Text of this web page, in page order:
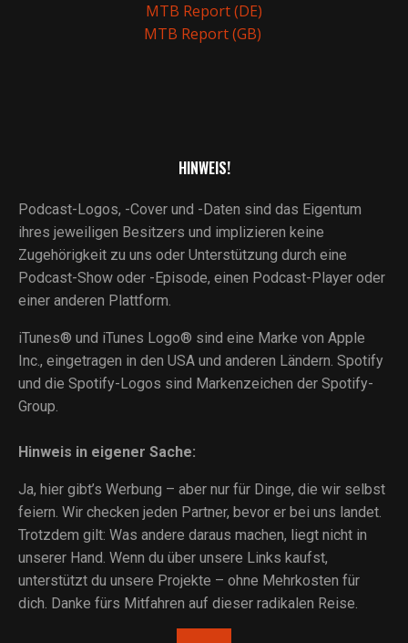
MTB Report (DE)
MTB Report (GB)
HINWEIS!
Podcast-Logos, -Cover und -Daten sind das Eigentum
ihres jeweiligen Besitzers und implizieren keine
Zugehörigkeit zu uns oder Unterstützung durch eine
Podcast-Show oder -Episode, einen Podcast-Player oder
einer anderen Plattform.
iTunes® und iTunes Logo® sind eine Marke von Apple
Inc., eingetragen in den USA und anderen Ländern. Spotify
und die Spotify-Logos sind Markenzeichen der Spotify-
Group.
Hinweis in eigener Sache:
Ja, hier gibt’s Werbung – aber nur für Dinge, die wir selbst
feiern. Wir checken jeden Partner, bevor er bei uns landet.
Trotzdem gilt: Was andere daraus machen, liegt nicht in
unserer Hand. Wenn du über unsere Links kaufst,
unterstützt du unsere Projekte – ohne Mehrkosten für
dich. Danke fürs Mitfahren auf dieser radikalen Reise.